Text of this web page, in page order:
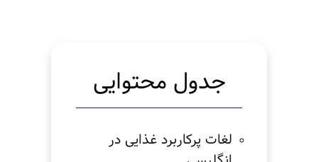
جدول محتوایی
لغات پرکاربرد غذایی در